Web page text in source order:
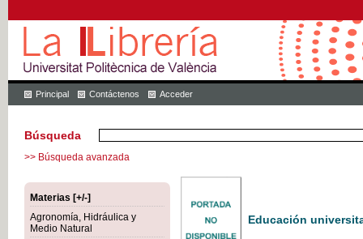
Principal Contáctenos Acceder
Búsqueda
>> Búsqueda avanzada
Materias [+/-]
Agronomía, Hidráulica y
Medio Natural
Educación